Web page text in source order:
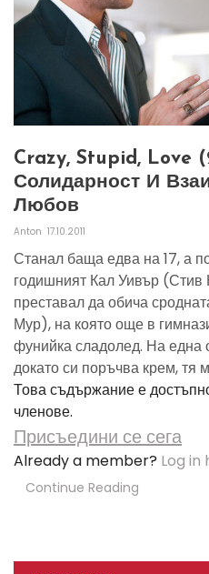
Crazy, Stupid, Love
Солидарност И
Любов
Anton 17.10.2011
Станал баща едва на 17, а
годишният Кал Уивър (Стив
преставал да обича
Мур), на която още в
фунийка сладолед. На една
докато си поръчва крем,
Това съдържание е
членове.
Присъедини се сега
Already a member? Log in
Continue Reading